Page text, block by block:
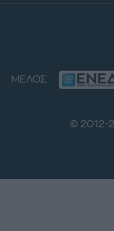
ΜΕΛΟΣ
© 2012-